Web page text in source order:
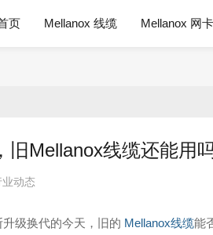
页 Mellanox 线缆 Mellanox 网卡
旧Mellanox线缆还能用
业动态
级换代的今天，旧的 Mellanox线缆能